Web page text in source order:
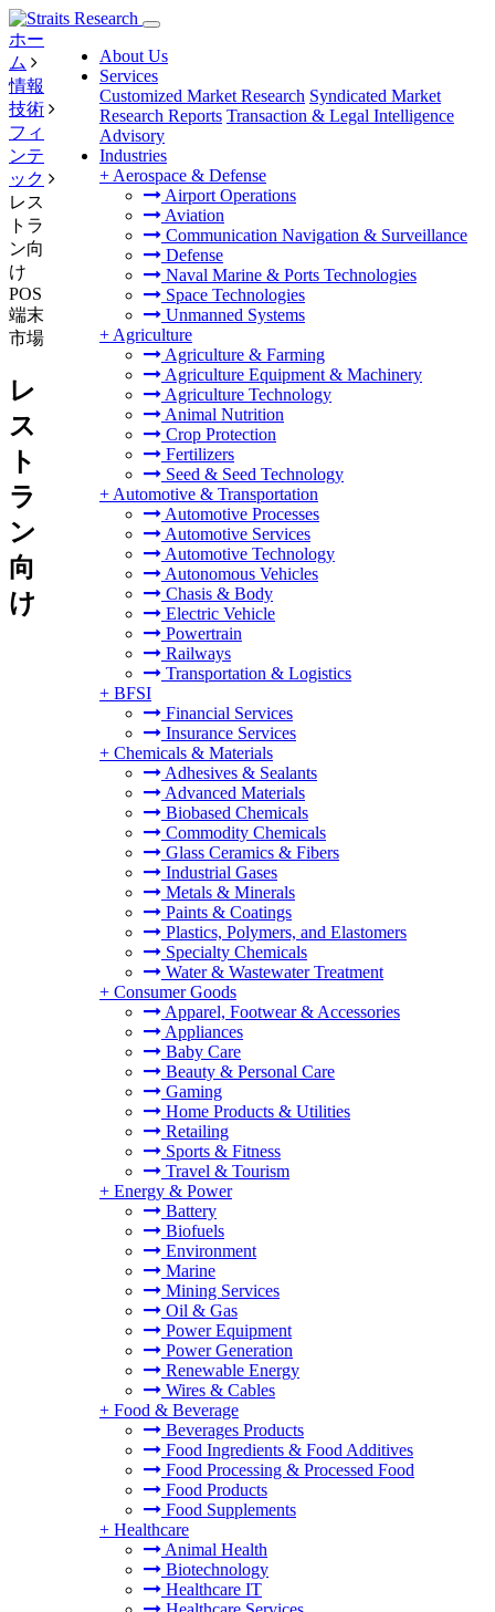
About Us
Services
Customized Market Research Syndicated Market
Research Reports Transaction & Legal Intelligence
Advisory
Industries
+ Aerospace & Defense
Airport Operations
Aviation
Communication Navigation & Surveillance
Defense
Naval Marine & Ports Technologies
Space Technologies
Unmanned Systems
+ Agriculture
Agriculture & Farming
Agriculture Equipment & Machinery
Agriculture Technology
Animal Nutrition
Crop Protection
Fertilizers
Seed & Seed Technology
+ Automotive & Transportation
Automotive Processes
Automotive Services
Automotive Technology
Autonomous Vehicles
Chasis & Body
Electric Vehicle
Powertrain
Railways
Transportation & Logistics
+ BFSI
Financial Services
Insurance Services
+ Chemicals & Materials
Adhesives & Sealants
Advanced Materials
Biobased Chemicals
Commodity Chemicals
Glass Ceramics & Fibers
Industrial Gases
Metals & Minerals
Paints & Coatings
Plastics, Polymers, and Elastomers
Specialty Chemicals
Water & Wastewater Treatment
+ Consumer Goods
Apparel, Footwear & Accessories
Appliances
Baby Care
Beauty & Personal Care
Gaming
Home Products & Utilities
Retailing
Sports & Fitness
Travel & Tourism
+ Energy & Power
Battery
Biofuels
Environment
Marine
Mining Services
Oil & Gas
Power Equipment
Power Generation
Renewable Energy
Wires & Cables
+ Food & Beverage
Beverages Products
Food Ingredients & Food Additives
Food Processing & Processed Food
Food Products
Food Supplements
+ Healthcare
Animal Health
Biotechnology
Healthcare IT
ホー
ム
情報
技術
フィ
ンテ
ック
レス
トラ
ン向
け
POS
端末
市場
レ
ス
ト
ラ
ン
向
け